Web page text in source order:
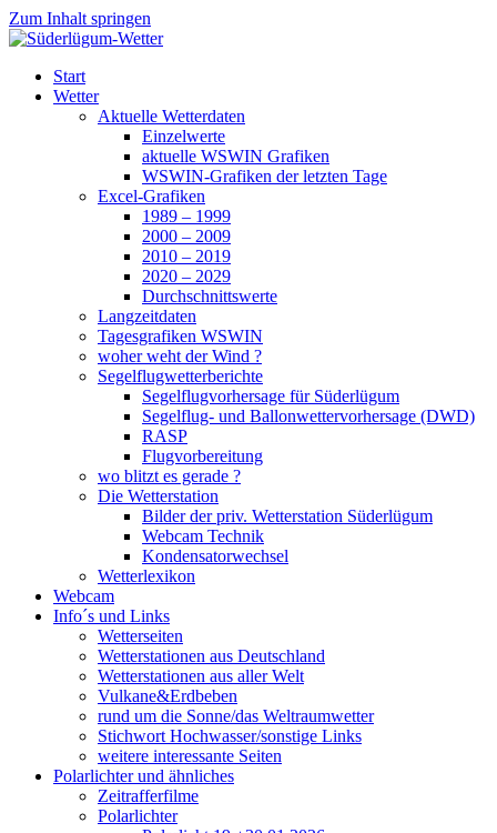
Zum Inhalt springen
Süderlügum-Wetter
Start
Wetter
Aktuelle Wetterdaten
Einzelwerte
aktuelle WSWIN Grafiken
WSWIN-Grafiken der letzten Tage
Excel-Grafiken
1989 – 1999
2000 – 2009
2010 – 2019
2020 – 2029
Durchschnittswerte
Langzeitdaten
Tagesgrafiken WSWIN
woher weht der Wind ?
Segelflugwetterberichte
Segelflugvorhersage für Süderlügum
Segelflug- und Ballonwettervorhersage (DWD)
RASP
Flugvorbereitung
wo blitzt es gerade ?
Die Wetterstation
Bilder der priv. Wetterstation Süderlügum
Webcam Technik
Kondensatorwechsel
Wetterlexikon
Webcam
Info´s und Links
Wetterseiten
Wetterstationen aus Deutschland
Wetterstationen aus aller Welt
Vulkane&Erdbeben
rund um die Sonne/das Weltraumwetter
Stichwort Hochwasser/sonstige Links
weitere interessante Seiten
Polarlichter und ähnliches
Zeitrafferfilme
Polarlichter